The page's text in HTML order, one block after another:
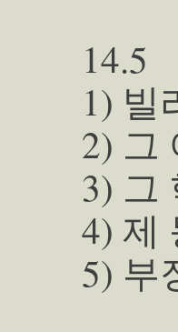
14.5
1) 빌
2) 그
3) 그
4) 제
5) 부